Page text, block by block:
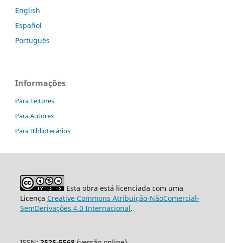
English
Español
Português
Informações
Para Leitores
Para Autores
Para Bibliotecários
Esta obra está licenciada com uma
Licença Creative Commons Atribuição-NãoComercial-
SemDerivações 4.0 Internacional.